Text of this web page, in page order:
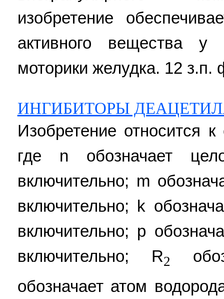
изобретение
активного вещества
моторики желудка. 12
ИНГИБИТОРЫ
Изобретение относится
где n обозначает
включительно; m
включительно; k
включительно; р
включительно; R2
обозначает атом